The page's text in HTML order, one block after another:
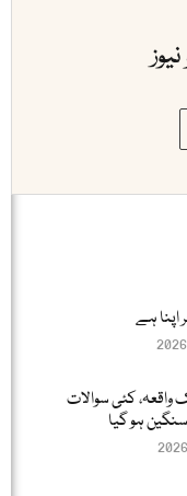
اپنا ہے
واقعہ، کئی سوالات
ہو گیا